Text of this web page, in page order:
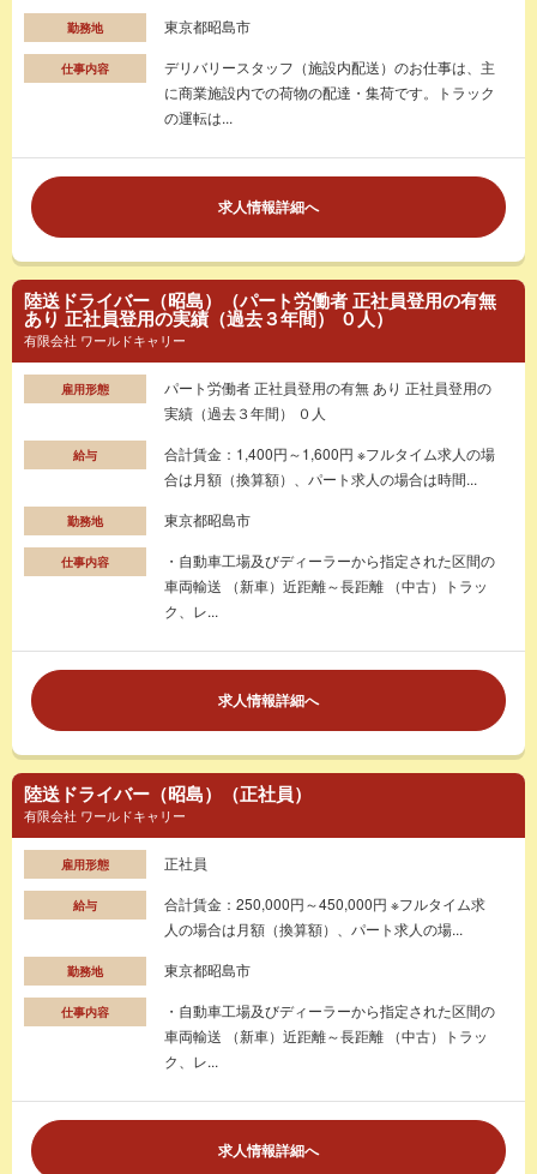
勤務地 東京都昭島市
仕事内容
デリバリースタッフ（施設内配送）のお仕事は、主
に商業施設内での荷物の配達・集荷です。トラック
の運転は...
求人情報詳細へ
陸送ドライバー（昭島）（パート労働者 正社員登用の有無
あり 正社員登用の実績（過去３年間） ０人）
有限会社 ワールドキャリー
雇用形態
パート労働者 正社員登用の有無 あり 正社員登用の
実績（過去３年間） ０人
給与
合計賃金：1,400円～1,600円 ※フルタイム求人の場
合は月額（換算額）、パート求人の場合は時間...
勤務地 東京都昭島市
仕事内容
・自動車工場及びディーラーから指定された区間の
車両輸送 （新車）近距離～長距離 （中古）トラッ
ク、レ...
求人情報詳細へ
陸送ドライバー（昭島）（正社員）
有限会社 ワールドキャリー
雇用形態 正社員
給与
合計賃金：250,000円～450,000円 ※フルタイム求
人の場合は月額（換算額）、パート求人の場...
勤務地 東京都昭島市
仕事内容
・自動車工場及びディーラーから指定された区間の
車両輸送 （新車）近距離～長距離 （中古）トラッ
ク、レ...
求人情報詳細へ